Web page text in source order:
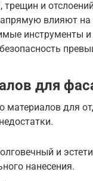
и
влияют
инструменты
для
материалов для
и
нанесения.